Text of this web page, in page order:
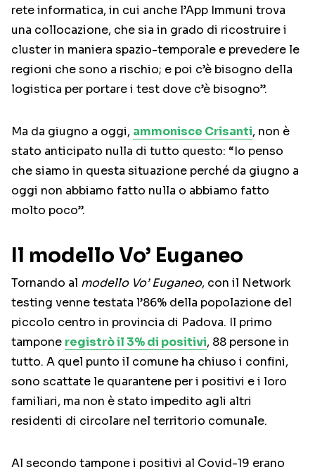
rete informatica, in cui anche l’App Immuni trova
una collocazione, che sia in grado di ricostruire i
cluster in maniera spazio-temporale e prevedere le
regioni che sono a rischio; e poi c’è bisogno della
logistica per portare i test dove c’è bisogno”.
Ma da giugno a oggi, ammonisce Crisanti, non è
stato anticipato nulla di tutto questo: “Io penso
che siamo in questa situazione perché da giugno a
oggi non abbiamo fatto nulla o abbiamo fatto
molto poco”.
Il modello Vo’ Euganeo
Tornando al modello Vo’ Euganeo, con il Network
testing venne testata l’86% della popolazione del
piccolo centro in provincia di Padova. Il primo
tampone registrò il 3% di positivi, 88 persone in
tutto. A quel punto il comune ha chiuso i confini,
sono scattate le quarantene per i positivi e i loro
familiari, ma non è stato impedito agli altri
residenti di circolare nel territorio comunale.
Al secondo tampone i positivi al Covid-19 erano